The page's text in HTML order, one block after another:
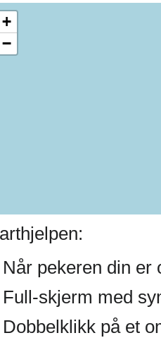
+
−
Når pekeren din er
Full-skjerm med
Dobbelklikk på et